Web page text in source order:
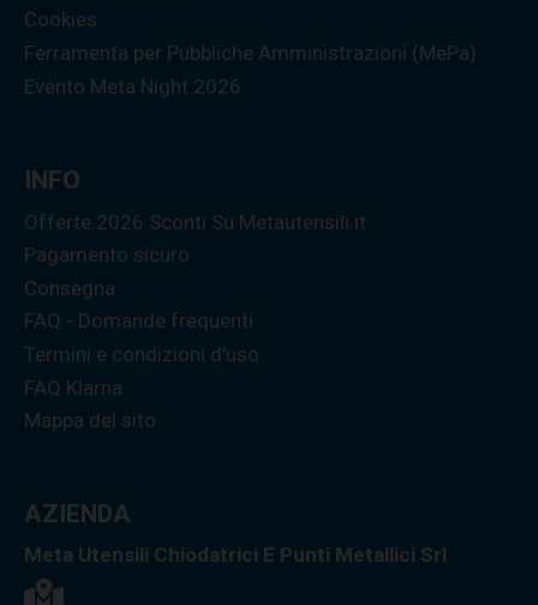
Cookies
Ferramenta per Pubbliche Amministrazioni (MePa)
Evento Meta Night 2026
INFO
Offerte 2026 Sconti Su Metautensili.it
Pagamento sicuro
Consegna
FAQ - Domande frequenti
Termini e condizioni d'uso
FAQ Klarna
Mappa del sito
AZIENDA
Meta Utensili Chiodatrici E Punti Metallici Srl